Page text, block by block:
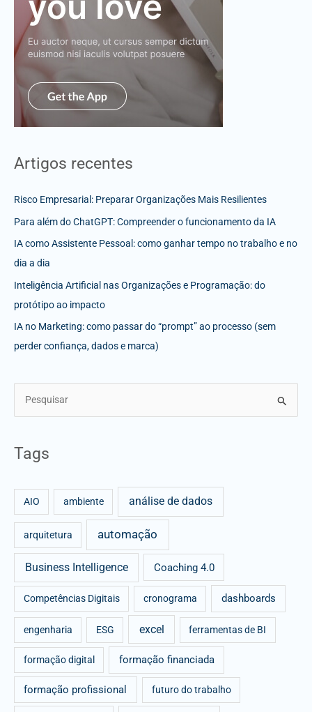
Artigos recentes
Risco Empresarial: Preparar Organizações Mais Resilientes
Para além do ChatGPT: Compreender o funcionamento da IA
IA como Assistente Pessoal: como ganhar tempo no trabalho e no
dia a dia
Inteligência Artificial nas Organizações e Programação: do
protótipo ao impacto
IA no Marketing: como passar do “prompt” ao processo (sem
perder confiança, dados e marca)
f
:
Tags
AIO ambiente análise de dados
arquitetura automação
Business Intelligence Coaching 4.0
Competências Digitais cronograma dashboards
engenharia ESG excel ferramentas de BI
formação digital formação financiada
formação profissional futuro do trabalho